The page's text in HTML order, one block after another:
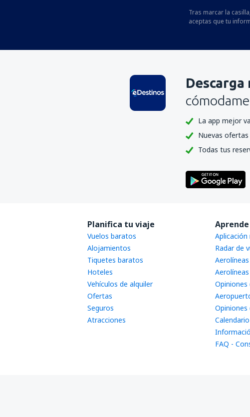
Tras marcar la
aceptas que tu
La app mejor
Nuevas
Todas tus
Planifica tu viaje
Vuelos baratos
Alojamientos
Tiquetes baratos
Hoteles
Vehículos de alquiler
Ofertas
Seguros
Atracciones
Aplicación
Radar de
Aerolíneas
Opiniones
FAQ -